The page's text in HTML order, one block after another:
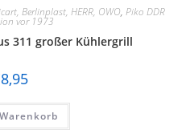
Berlinplast, HERR, OWO, Piko DDR
vor 1973
311 großer Kühlergrill
8,95